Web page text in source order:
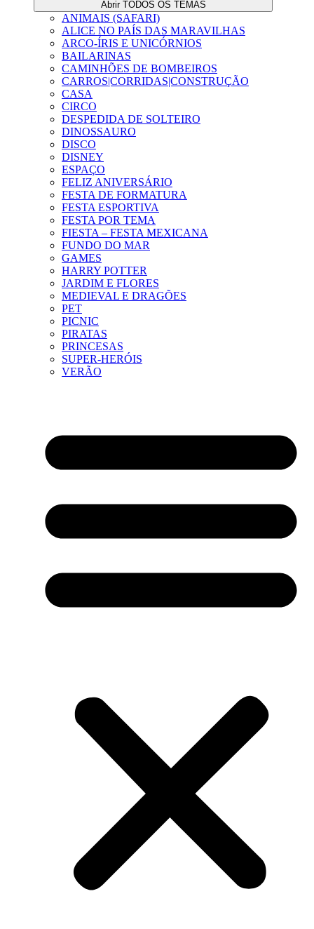
Abrir TODOS OS TEMAS
ANIMAIS (SAFARI)
ALICE NO PAÍS DAS MARAVILHAS
ARCO-ÍRIS E UNICÓRNIOS
BAILARINAS
CAMINHÕES DE BOMBEIROS
CARROS|CORRIDAS|CONSTRUÇÃO
CASA
CIRCO
DESPEDIDA DE SOLTEIRO
DINOSSAURO
DISCO
DISNEY
ESPAÇO
FELIZ ANIVERSÁRIO
FESTA DE FORMATURA
FESTA ESPORTIVA
FESTA POR TEMA
FIESTA – FESTA MEXICANA
FUNDO DO MAR
GAMES
HARRY POTTER
JARDIM E FLORES
MEDIEVAL E DRAGÕES
PET
PICNIC
PIRATAS
PRINCESAS
SUPER-HERÓIS
VERÃO